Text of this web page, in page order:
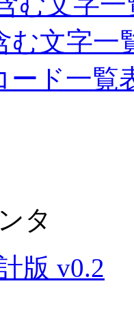
む文字一
ード一覧
タ
版 v0.2